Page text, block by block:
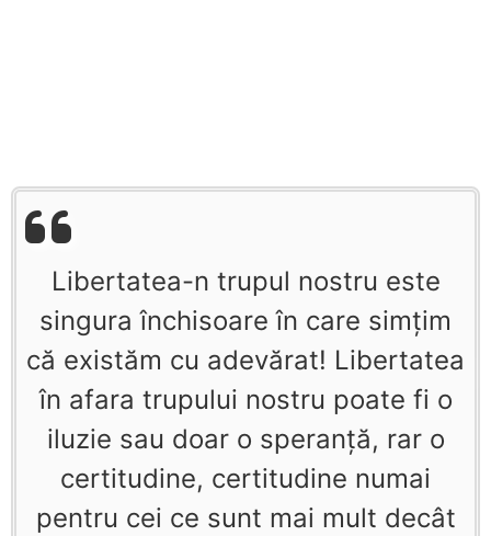
Libertatea-n trupul nostru este
singura închisoare în care simţim
că existăm cu adevărat! Libertatea
în afara trupului nostru poate fi o
iluzie sau doar o speranţă, rar o
certitudine, certitudine numai
pentru cei ce sunt mai mult decât